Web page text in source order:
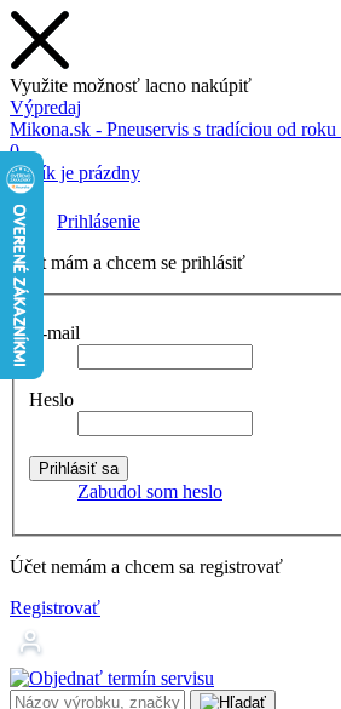
Využite možnosť lacno nakúpiť
Výpredaj
Mikona.sk - Pneuservis s tradíciou od roku
0
Košík je prázdny
Prihlásenie
Účet mám a chcem se prihlásiť
E-mail
Heslo
Zabudol som heslo
Účet nemám a chcem sa registrovať
Registrovať